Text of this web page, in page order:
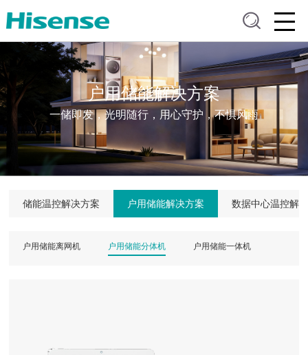
户用储能解决方案
一储即发，光明随行，用心守护，不惧风雨
储能温控解决方案 户用储能解决方案 数据中心温控解
户用储能离网机 户用储能分体机 户用储能一体机